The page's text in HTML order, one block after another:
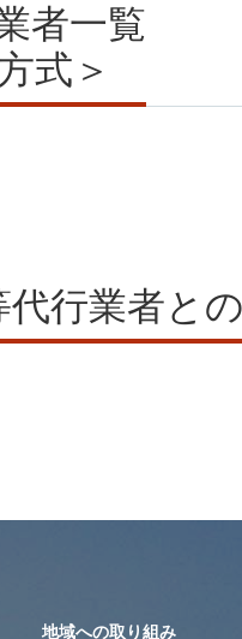
者一覧
式＞
行業者と
地域への取り組み